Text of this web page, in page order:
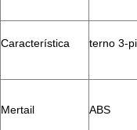
Característica terno 3-
Mertail ABS